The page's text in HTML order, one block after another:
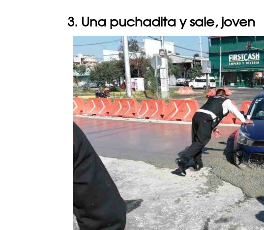
3. Una puchadita y sale, joven